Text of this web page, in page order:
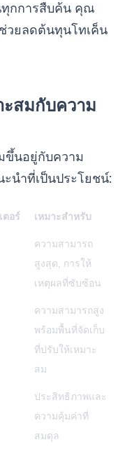
ทุกการสืบค้น คุณ
วยลดต้นทุนโทเค็น
ะสมกับความ
ขึ้นอยู่กับความ
นำที่เป็นประโยชน์:
ตอร์ เหมาะสำหรับ
ความสามารถ
สูงสุด, การให้
เหตุผลที่ซับซ้อน
ความสามารถสูง
พร้อมพื้นที่จัดเก็บ
ที่ปรับให้เหมาะ
สม
ประสิทธิภาพและ
ความคุ้มค่าที่
สมดุล